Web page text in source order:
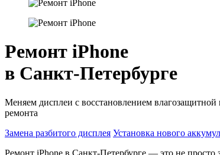
Ремонт iPhone
в Санкт-Петербурге
Меняем дисплеи с восстановлением
ремонта
Замена разбитого дисплея Установка нового
Ремонт iPhone в Санкт-Петербурге — это не просто